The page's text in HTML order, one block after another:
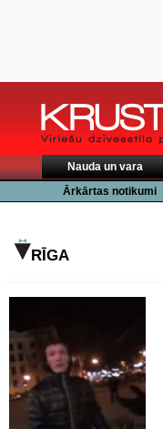
Nauda un vara
Ārkārtas notikumi
RĪGA